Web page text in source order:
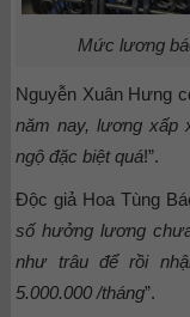
Mức lương
Nguyễn Xuân Hưng
năm nay, lương xấp
ngộ đặc biệt quá!”.
Độc giả Hoa Tùng
số hưởng lương
như trâu để rồi
5.000.000 /tháng”.